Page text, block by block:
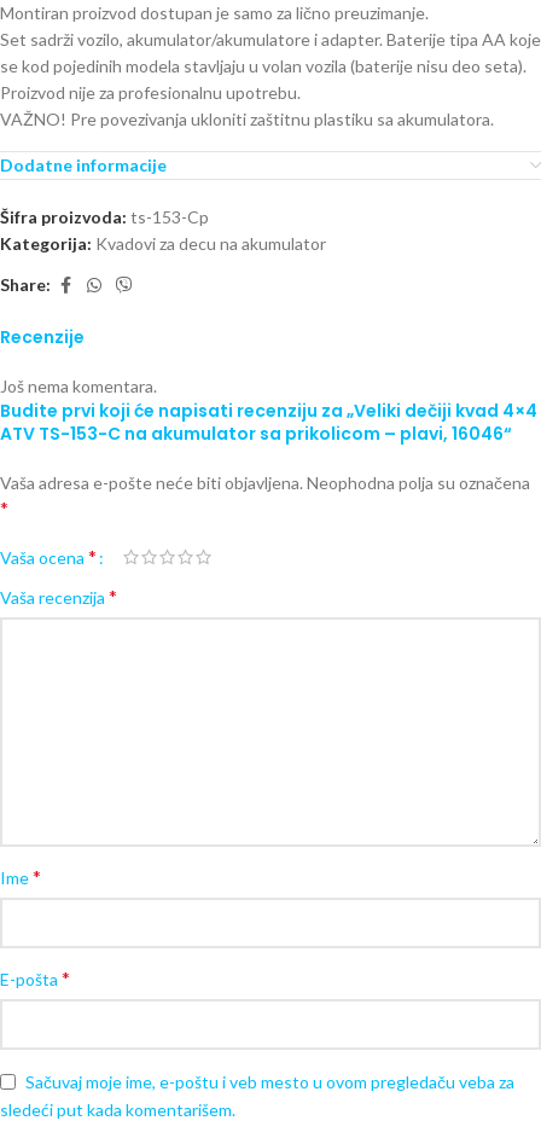
Montiran proizvod dostupan je samo za lično preuzimanje.
Set sadrži vozilo, akumulator/akumulatore i adapter. Baterije tipa AA koje
se kod pojedinih modela stavljaju u volan vozila (baterije nisu deo seta).
Proizvod nije za profesionalnu upotrebu.
VAŽNO! Pre povezivanja ukloniti zaštitnu plastiku sa akumulatora.
Dodatne informacije
Šifra proizvoda: ts-153-Cp
Kategorija: Kvadovi za decu na akumulator
Share:
Recenzije
Još nema komentara.
Budite prvi koji će napisati recenziju za „Veliki dečiji kvad 4×4
ATV TS-153-C na akumulator sa prikolicom – plavi, 16046“
Vaša adresa e-pošte neće biti objavljena. Neophodna polja su označena
*
Vaša ocena *
Vaša recenzija *
Ime*
E-pošta *
Sačuvaj moje ime, e-poštu i veb mesto u ovom pregledaču veba za
sledeći put kada komentarišem.